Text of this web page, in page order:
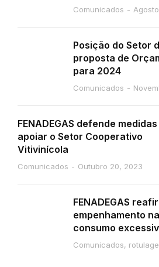
Comunicados
Posição do Setor
proposta de
para 2024
Comunicados
FENADEGAS defende
apoiar o Setor Cooperativo
Vitivinícola
Comunicados Outubro 20, 2023
FENADEGAS
empenhamento
consumo
Comunicados,